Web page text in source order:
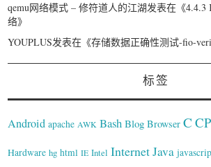
qemu网络模式 – 修符道人的江湖发表在《4.4.3
络》
YOUPLUS发表在《存储数据正确性测试-fio-
标签
Android apache AWK Bash Blog Browser C
Hardware hg html IE Intel InternetJava